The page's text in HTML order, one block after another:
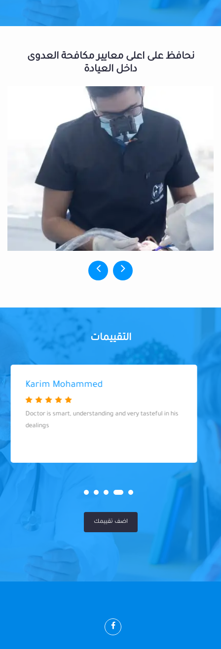
نحافظ على اعلى معايير مكافحة العدوى
داخل العيادة
التقييمات
Karim Mohammed
Doctor is smart, understanding and very tasteful in his
dealings
اضف تقييمك